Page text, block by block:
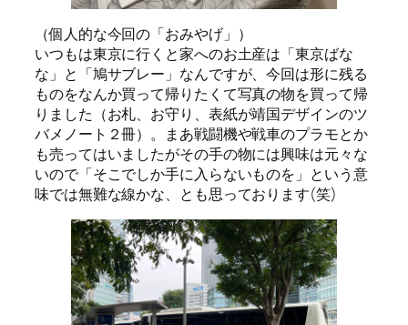
（個人的な今回の「おみやげ」）
いつもは東京に行くと家へのお土産は「東京ばな
な」と「鳩サブレー」なんですが、今回は形に残る
ものをなんか買って帰りたくて写真の物を買って帰
りました（お札、お守り、表紙が靖国デザインのツ
バメノート２冊）。まあ戦闘機や戦車のプラモとか
も売ってはいましたがその手の物には興味は元々な
いので「そこでしか手に入らないものを」という意
味では無難な線かな、とも思っております(笑)